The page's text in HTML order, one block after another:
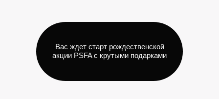
Вас ждет старт рождественской
акции PSFA с крутыми подарками